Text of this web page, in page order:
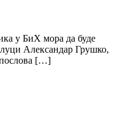
у БиХ мора да буде
Александар Грушко,
послова […]